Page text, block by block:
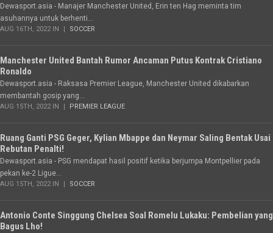
Dewasport.asia - Manajer Manchester United, Erin ten Hag meminta tim
asuhannya untuk berhenti...
AUG 16TH, 2022 IN SOCCER
Manchester United Bantah Rumor Ancaman Putus Kontrak Cristiano
Ronaldo
Dewasport.asia - Raksasa Premier League, Manchester United dikabarkan
membantah gosip yang...
AUG 15TH, 2022 IN PREMIER LEAGUE
Ruang Ganti PSG Geger, Kylian Mbappe dan Neymar Saling Bentak Usai
Rebutan Penalti!
Dewasport.asia - PSG mendapat hasil positif ketika berjumpa Montpellier pada
pekan ke-2 Ligue...
AUG 15TH, 2022 IN SOCCER
Antonio Conte Singgung Chelsea Soal Romelu Lukaku: Pembelian yang
Bagus Lho!